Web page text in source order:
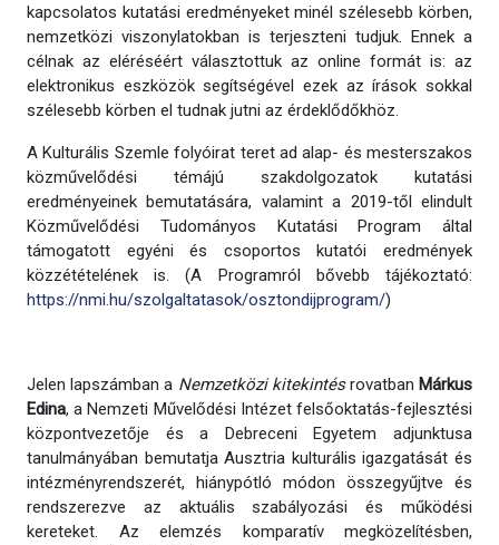
kapcsolatos kutatási eredményeket minél szélesebb körben,
nemzetközi viszonylatokban is terjeszteni tudjuk. Ennek a
célnak az eléréséért választottuk az online formát is: az
elektronikus eszközök segítségével ezek az írások sokkal
szélesebb körben el tudnak jutni az érdeklődőkhöz.
A Kulturális Szemle folyóirat teret ad alap- és mesterszakos
közművelődési témájú szakdolgozatok kutatási
eredményeinek bemutatására, valamint a 2019-től elindult
Közművelődési Tudományos Kutatási Program által
támogatott egyéni és csoportos kutatói eredmények
közzétételének is. (A Programról bővebb tájékoztató:
https://nmi.hu/szolgaltatasok/osztondijprogram/)
Jelen lapszámban a Nemzetközi kitekintésrovatban Márkus
Edina, a Nemzeti Művelődési Intézet felsőoktatás-fejlesztési
központvezetője és a Debreceni Egyetem adjunktusa
tanulmányában bemutatja Ausztria kulturális igazgatását és
intézményrendszerét, hiánypótló módon összegyűjtve és
rendszerezve az aktuális szabályozási és működési
kereteket. Az elemzés komparatív megközelítésben,